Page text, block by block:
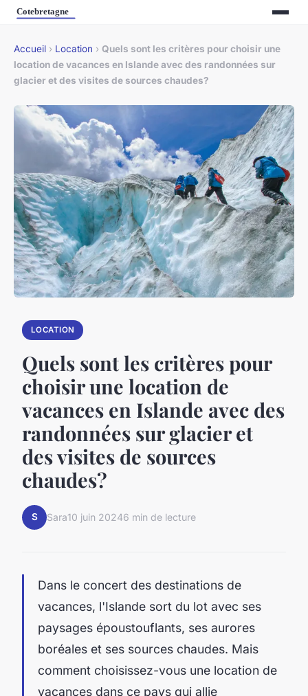
Accueil › Location › Quels sont les critères pour choisir une
location de vacances en Islande avec des randonnées sur
glacier et des visites de sources chaudes?
LOCATION
Quels sont les critères pour
choisir une location de
vacances en Islande avec des
randonnées sur glacier et
des visites de sources
chaudes?
S Sara10 juin 20246 min de lecture
Dans le concert des destinations de
vacances, l'Islande sort du lot avec ses
paysages époustouflants, ses aurores
boréales et ses sources chaudes. Mais
comment choisissez-vous une location de
vacances dans ce pays qui allie